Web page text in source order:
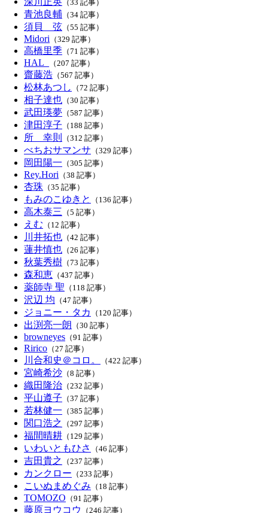
（33 記事）
青池良輔 （34 記事）
須貝 弦 （55 記事）
Midori （329 記事）
高橋里季 （71 記事）
HAL_ （207 記事）
齋藤浩 （567 記事）
松林あつし （72 記事）
相子達也 （30 記事）
武田瑛夢 （587 記事）
津田淳子 （188 記事）
所 幸則 （312 記事）
べちおサマンサ （329 記事）
岡田陽一 （305 記事）
Rey.Hori （38 記事）
杏珠 （35 記事）
もみのこゆきと （136 記事）
高木泰三 （5 記事）
えむ （12 記事）
川井拓也 （42 記事）
蓮井慎也 （26 記事）
秋葉秀樹 （73 記事）
森和恵 （437 記事）
薬師寺 聖 （118 記事）
沢辺 均 （47 記事）
ジョニー・タカ （120 記事）
出渕亮一朗 （30 記事）
browneyes （91 記事）
Ririco （27 記事）
川合和史＠コロ。 （422 記事）
宮崎希沙 （8 記事）
織田隆治 （232 記事）
平山遵子 （37 記事）
若林健一 （385 記事）
関口浩之 （297 記事）
福間晴耕 （129 記事）
いわいともひさ （46 記事）
吉田貴之 （237 記事）
カンクロー （233 記事）
こいぬまめぐみ （18 記事）
TOMOZO （91 記事）
藤原ヨウコウ （246 記事）